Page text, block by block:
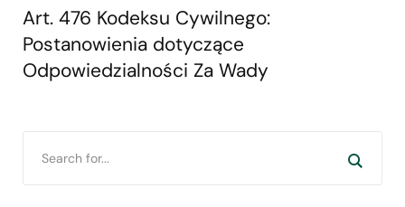
Art. 476 Kodeksu Cywilnego:
Postanowienia dotyczące
Odpowiedzialności Za Wady